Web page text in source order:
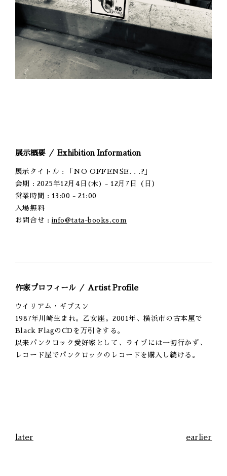
展示概要 ／ Exhibition Information
展示タイトル : 「NO OFFENSE. . .?」
会期 : 2025年12月4日(木) - 12月7日（日）
営業時間 : 13:00 - 21:00
入場無料
お問合せ : info@tata-books.com
作家プロフィール ／ Artist Profile
ウイリアム・ギブスン
1987年川崎生まれ。乙女座。2001年、横浜市の古本屋で
Black FlagのCDを万引きする。
以来パンクロック愛好家として、ライブには一切行かず、
レコード屋でパンクロックのレコードを購入し続ける。
later earlier